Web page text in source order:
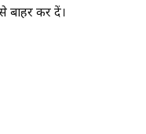
बाहर कर दें।